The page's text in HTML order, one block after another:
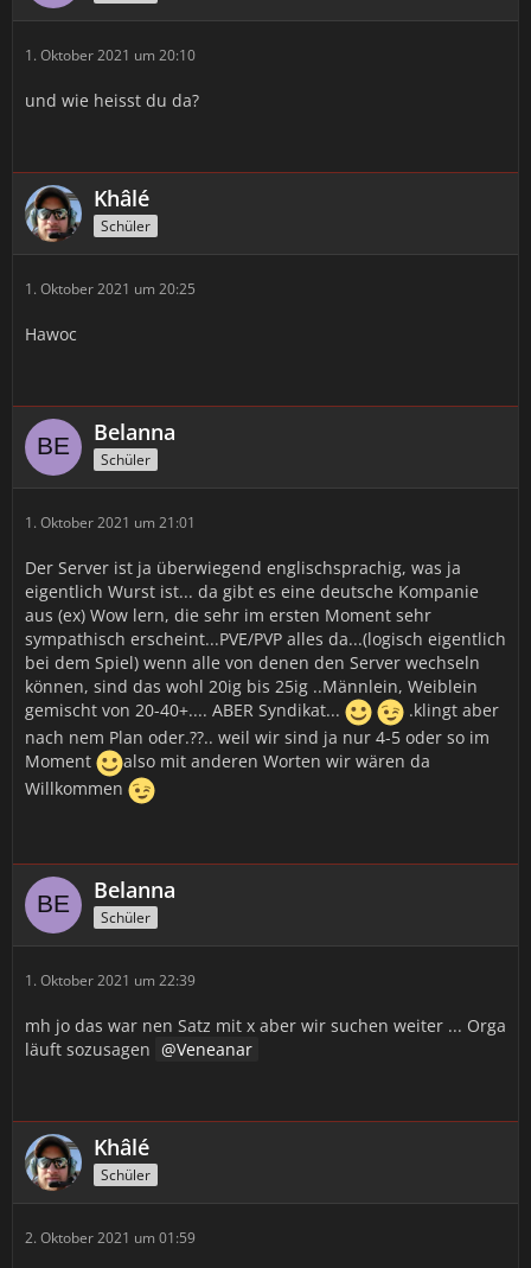
1. Oktober 2021 um 20:10
und wie heisst du da?
Khâlé
Schüler
1. Oktober 2021 um 20:25
Hawoc
Belanna
Schüler
1. Oktober 2021 um 21:01
Der Server ist ja überwiegend englischsprachig, was ja
eigentlich Wurst ist... da gibt es eine deutsche Kompanie
aus (ex) Wow lern, die sehr im ersten Moment sehr
sympathisch erscheint...PVE/PVP alles da...(logisch eigentlich
bei dem Spiel) wenn alle von denen den Server wechseln
können, sind das wohl 20ig bis 25ig ..Männlein, Weiblein
gemischt von 20-40+.... ABER Syndikat...
.klingt aber
nach nem Plan oder.??.. weil wir sind ja nur 4-5 oder so im
Moment
also mit anderen Worten wir wären da
Willkommen
Belanna
Schüler
1. Oktober 2021 um 22:39
mh jo das war nen Satz mit x aber wir suchen weiter ... Orga
läuft sozusagen
Veneanar
Khâlé
Schüler
2. Oktober 2021 um 01:59